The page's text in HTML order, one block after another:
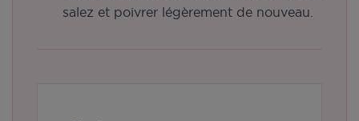
salez et poivrer légèrement de nouveau.